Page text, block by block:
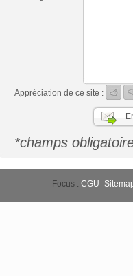
Appréciation de ce site :
*champs
Focus : CGU-